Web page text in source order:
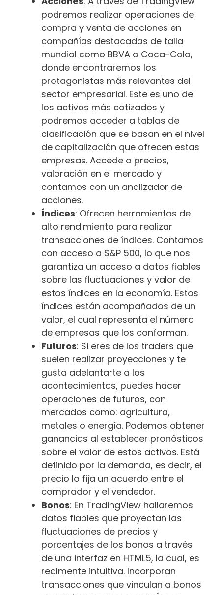
podremos realizar operaciones de
compra y venta de acciones en
compañías destacadas de talla
mundial como BBVA o Coca-Cola,
donde encontraremos los
protagonistas más relevantes del
sector empresarial. Este es uno de
los activos más cotizados y
podremos acceder a tablas de
clasificación que se basan en el nivel
de capitalización que ofrecen estas
empresas. Accede a precios,
valoración en el mercado y
contamos con un analizador de
acciones.
Índices: Ofrecen herramientas de
alto rendimiento para realizar
transacciones de índices. Contamos
con acceso a S&P 500, lo que nos
garantiza un acceso a datos fiables
sobre las fluctuaciones y valor de
estos índices en la economía. Estos
índices están acompañados de un
valor, el cual representa el número
de empresas que los conforman.
Futuros: Si eres de los traders que
suelen realizar proyecciones y te
gusta adelantarte a los
acontecimientos, puedes hacer
operaciones de futuros, con
mercados como: agricultura,
metales o energía. Podemos obtener
ganancias al establecer pronósticos
sobre el valor de estos activos. Está
definido por la demanda, es decir, el
precio lo fija un acuerdo entre el
comprador y el vendedor.
Bonos: En TradingView hallaremos
datos fiables que proyectan las
fluctuaciones de precios y
porcentajes de los bonos a través
de una interfaz en HTML5, la cual, es
realmente intuitiva. Incorporan
transacciones que vinculan a bonos